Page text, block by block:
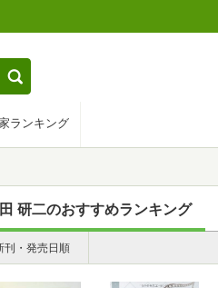
ランキング
研二のおすすめランキング
刊・発売日順